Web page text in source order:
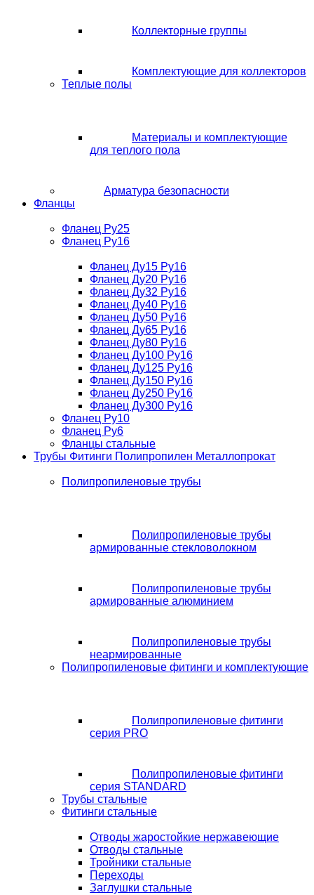
Коллекторные группы
Комплектующие для коллекторов
Теплые полы
Материалы и комплектующие
для теплого пола
Арматура безопасности
Фланцы
Фланец Ру25
Фланец Ру16
Фланец Ду15 Ру16
Фланец Ду20 Ру16
Фланец Ду32 Ру16
Фланец Ду40 Ру16
Фланец Ду50 Ру16
Фланец Ду65 Ру16
Фланец Ду80 Ру16
Фланец Ду100 Ру16
Фланец Ду125 Ру16
Фланец Ду150 Ру16
Фланец Ду250 Ру16
Фланец Ду300 Ру16
Фланец Ру10
Фланец Ру6
Фланцы стальные
Трубы Фитинги Полипропилен Металлопрокат
Полипропиленовые трубы
Полипропиленовые трубы
армированные стекловолокном
Полипропиленовые трубы
армированные алюминием
Полипропиленовые трубы
неармированные
Полипропиленовые фитинги и комплектующие
Полипропиленовые фитинги
серия PRO
Полипропиленовые фитинги
серия STANDARD
Трубы стальные
Фитинги стальные
Отводы жаростойкие нержавеющие
Отводы стальные
Тройники стальные
Переходы
Заглушки стальные